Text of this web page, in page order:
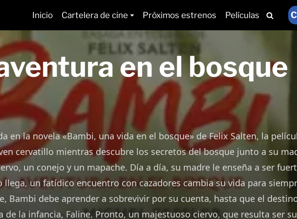
Inicio Cartelera de cine Próximos estrenos Películas
en el bosque
en la novela «Bambi, una vida en el bosque» de Felix Salten, la
cervatillo mientras descubre los secretos del bosque junto a su
un conejo y un mapache. Día a día, su madre le enseña a ser
llega, un fatídico encuentro con cazadores cambia su vida para
Bambi debe aprender a sobrevivir por su cuenta, hasta que el
de la infancia, Faline. Pronto, un majestuoso ciervo, que resulta ser